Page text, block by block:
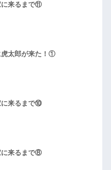
に来るまで⑪
虎太郎が来た！①
に来るまで⑩
に来るまで⑧